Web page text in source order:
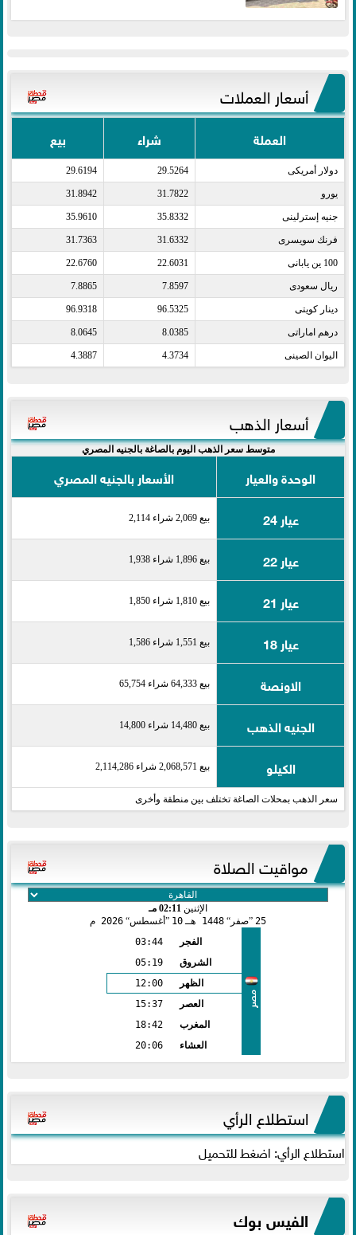
أسعار العملات
العملة شراء بيع
دولار أمريكى​ 29.5264
29.6194
يورو​ 31.7822
31.8942
جنيه إسترلينى​ 35.8332
35.9610
فرنك سويسرى​ 31.6332
31.7363
100 ين يابانى​ 22.6031
22.6760
ريال سعودى​ 7.8597
7.8865
دينار كويتى​ 96.5325
96.9318
درهم اماراتى​ 8.0385
8.0645
اليوان الصينى​ 4.3734
4.3887
أسعار الذهب
متوسط سعر الذهب اليوم بالصاغة بالجنيه المصري
الوحدة والعيار
الأسعار بالجنيه المصري
عيار 24
بيع 2,069 شراء 2,114
عيار 22 بيع 1,896 شراء 1,938
عيار 21 بيع 1,810 شراء 1,850
عيار 18 بيع 1,551 شراء 1,586
الاونصة بيع 64,333 شراء 65,754
الجنيه الذهب بيع 14,480 شراء 14,800
الكيلو بيع 2,068,571 شراء 2,114,286
سعر الذهب بمحلات الصاغة تختلف بين منطقة وأخرى
مواقيت الصلاة
الإثنين 02:11 مـ
25
صفر 1448 هـ 10 أغسطس 2026 م
مصر
الفجر
03:44
الشروق
05:19
الظهر
12:00
العصر
15:37
المغرب
18:42
العشاء
20:06
استطلاع الرأي
استطلاع الرأي: اضغط للتحميل
الفيس بوك